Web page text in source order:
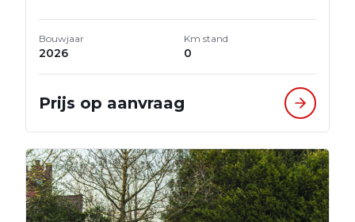
Bouwjaar
2026
Km stand
0
Prijs op aanvraag